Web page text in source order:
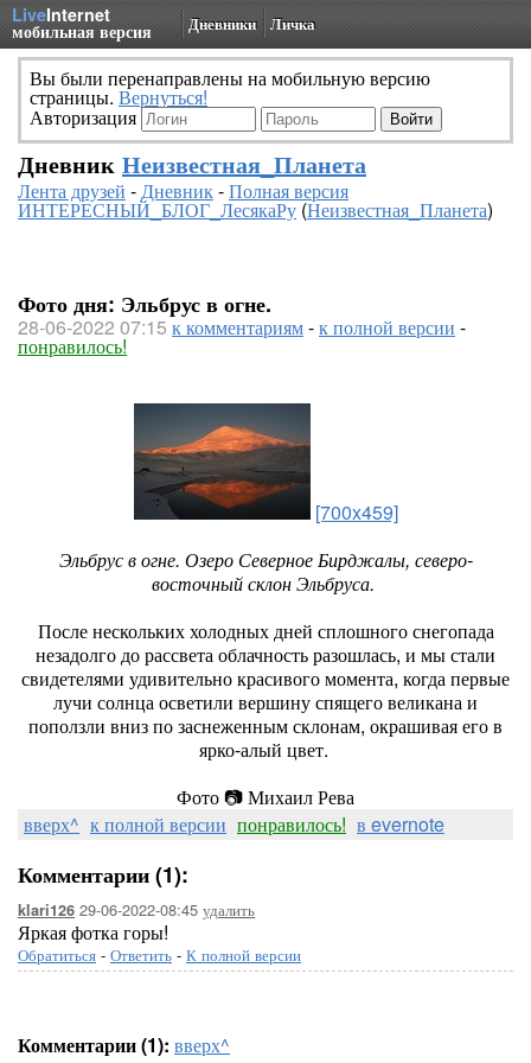
LiveInternet
мобильная версия Дневники Личка
Вы были перенаправлены на мобильную версию
страницы. Вернуться!
Авторизация
Дневник Неизвестная_Планета
Лента друзей -Дневник-Полная версия
ИНТЕРЕСНЫЙ_БЛОГ_ЛесякаРу(Неизвестная_Планета)
Фото дня: Эльбрус в огне.
28-06-2022 07:15 к комментариям-к полной версии -
понравилось!
[700x459]
Эльбрус в огне. Озеро Северное Бирджалы, северо-
восточный склон Эльбруса.
После нескольких холодных дней сплошного снегопада
незадолго до рассвета облачность разошлась, и мы стали
свидетелями удивительно красивого момента, когда первые
лучи солнца осветили вершину спящего великана и
поползли вниз по заснеженным склонам, окрашивая его в
ярко-алый цвет.
Фото 📷 Михаил Рева
вверх^ к полной версии понравилось! в evernote
Комментарии (1):
klari126 29-06-2022-08:45 удалить
Яркая фотка горы!
Обратиться - Ответить - К полной версии
Комментарии (1): вверх^